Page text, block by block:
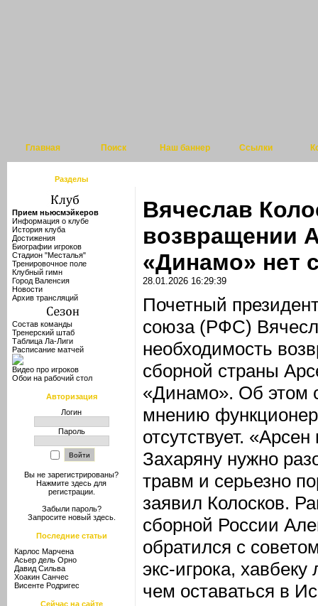
Главная Поиск Наш баннер Ссылки
Разделы
Прием ньюсмэйкеров
Информация о клубе
История клуба
Достижения
Биографии игроков
Стадион "Месталья"
Тренировочное поле
Клубный гимн
Город Валенсия
Новости
Архив трансляций
Состав команды
Тренерский штаб
Таблица Ла-Лиги
Расписание матчей
Видео про игроков
Обои на рабочий стол
Авторизация
Логин
Пароль
Вы не зарегистрированы?
Нажмите здесь для
регистрации.
Забыли пароль?
Запросите новый здесь.
Последние статьи
Карлос Марчена
Асьер дель Орно
Давид Сильва
Хоакин Санчес
Висенте Родригес
Сейчас на сайте
Вячеслав
возвращении
«Динамо» нет
28.01.2026 16:29:39
Почетный
союза (РФС)
необходимость
сборной страны
«Динамо». Об этом
мнению
отсутствует.
Захаряну нужно
травм и серьезно
заявил Колосков.
сборной России
обратился с
экс-игрока,
чем оставаться в